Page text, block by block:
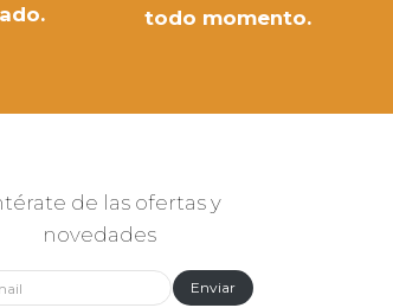
todo momento.
de las ofertas y
novedades
Enviar